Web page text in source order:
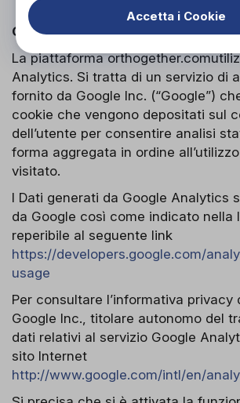
Google Analytics
La piattaforma
Analytics. Si tratta di un servizio di
fornito da Google Inc. (“Google”)
cookie che vengono depositati sul
dell’utente per consentire analisi
forma aggregata in ordine
visitato.
I Dati generati da Google Analytics
da Google così come indicato nella
reperibile al seguente link
https://developers.google.com/
usage
Per consultare l’informativa privacy
Google Inc., titolare autonomo del
dati relativi al servizio Google
sito Internet
http://www.google.com/intl/en/
Accetta i Cookie